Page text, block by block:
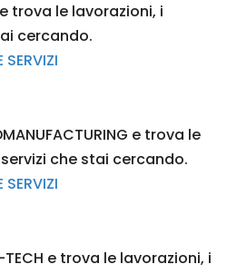
trova le lavorazioni, i
cercando.
e trova le
che stai cercando.
e trova le lavorazioni, i